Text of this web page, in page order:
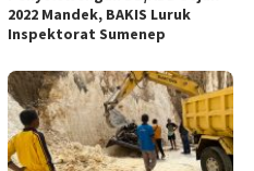
2022 Mandek, BAKIS Luruk
Inspektorat Sumenep